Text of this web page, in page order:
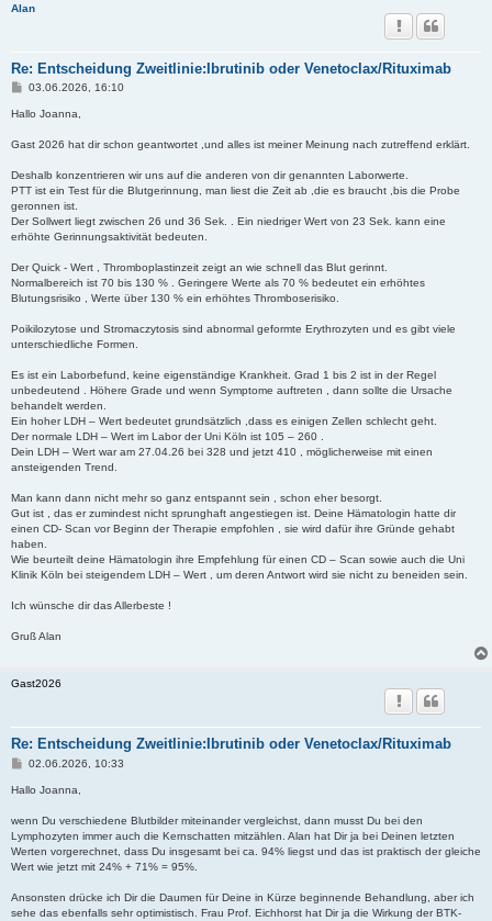
Alan
Re: Entscheidung Zweitlinie:Ibrutinib oder Venetoclax/Rituximab
B
i
03.06.2026, 16:10
Hallo Joanna,
Gast 2026 hat dir schon geantwortet ,und alles ist meiner Meinung nach zutreffend erklärt.
Deshalb konzentrieren wir uns auf die anderen von dir genannten Laborwerte.
PTT ist ein Test für die Blutgerinnung, man liest die Zeit ab ,die es braucht ,bis die Probe
geronnen ist.
Der Sollwert liegt zwischen 26 und 36 Sek. . Ein niedriger Wert von 23 Sek. kann eine
erhöhte Gerinnungsaktivität bedeuten.
Der Quick - Wert , Thromboplastinzeit zeigt an wie schnell das Blut gerinnt.
Normalbereich ist 70 bis 130 % . Geringere Werte als 70 % bedeutet ein erhöhtes
Blutungsrisiko , Werte über 130 % ein erhöhtes Thromboserisiko.
Poikilozytose und Stromaczytosis sind abnormal geformte Erythrozyten und es gibt viele
unterschiedliche Formen.
Es ist ein Laborbefund, keine eigenständige Krankheit. Grad 1 bis 2 ist in der Regel
unbedeutend . Höhere Grade und wenn Symptome auftreten , dann sollte die Ursache
behandelt werden.
Ein hoher LDH – Wert bedeutet grundsätzlich ,dass es einigen Zellen schlecht geht.
Der normale LDH – Wert im Labor der Uni Köln ist 105 – 260 .
Dein LDH – Wert war am 27.04.26 bei 328 und jetzt 410 , möglicherweise mit einen
ansteigenden Trend.
Man kann dann nicht mehr so ganz entspannt sein , schon eher besorgt.
Gut ist , das er zumindest nicht sprunghaft angestiegen ist. Deine Hämatologin hatte dir
einen CD- Scan vor Beginn der Therapie empfohlen , sie wird dafür ihre Gründe gehabt
haben.
Wie beurteilt deine Hämatologin ihre Empfehlung für einen CD – Scan sowie auch die Uni
Klinik Köln bei steigendem LDH – Wert , um deren Antwort wird sie nicht zu beneiden sein.
Ich wünsche dir das Allerbeste !
Gruß Alan
Gast2026
Re: Entscheidung Zweitlinie:Ibrutinib oder Venetoclax/Rituximab
B
i
a
g
02.06.2026, 10:33
Hallo Joanna,
wenn Du verschiedene Blutbilder miteinander vergleichst, dann musst Du bei den
Lymphozyten immer auch die Kernschatten mitzählen. Alan hat Dir ja bei Deinen letzten
Werten vorgerechnet, dass Du insgesamt bei ca. 94% liegst und das ist praktisch der gleiche
Wert wie jetzt mit 24% + 71% = 95%.
Ansonsten drücke ich Dir die Daumen für Deine in Kürze beginnende Behandlung, aber ich
sehe das ebenfalls sehr optimistisch. Frau Prof. Eichhorst hat Dir ja die Wirkung der BTK-